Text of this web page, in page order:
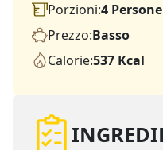
Porzioni:4 Persone
Prezzo:Basso
Calorie:537 Kcal